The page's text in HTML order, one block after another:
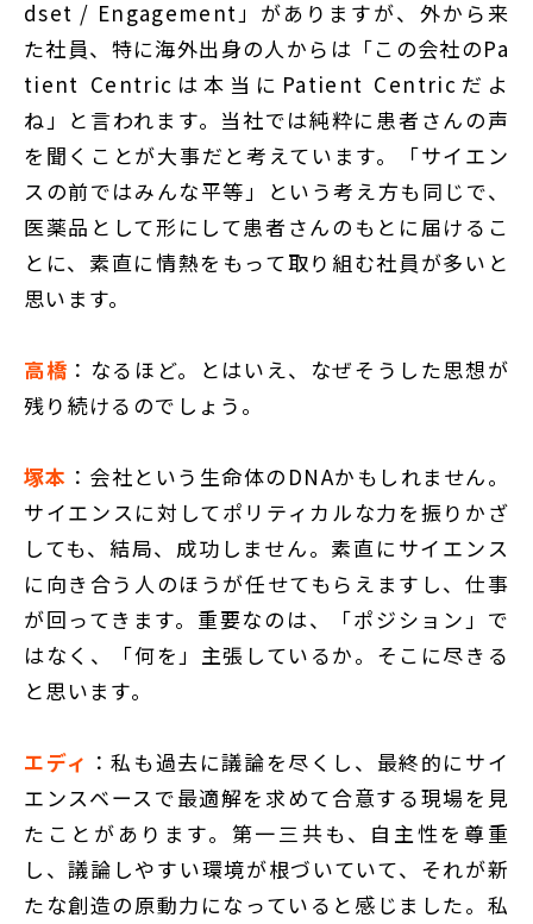
dset / Engagement」がありますが、外から来
た社員、特に海外出身の人からは「この会社のPa
tient Centricは本当にPatient Centricだよ
ね」と言われます。当社では純粋に患者さんの声
を聞くことが大事だと考えています。「サイエン
スの前ではみんな平等」という考え方も同じで、
医薬品として形にして患者さんのもとに届けるこ
とに、素直に情熱をもって取り組む社員が多いと
思います。
高橋 ：なるほど。とはいえ、なぜそうした思想が
残り続けるのでしょう。
塚本 ：会社という生命体のDNAかもしれません。
サイエンスに対してポリティカルな力を振りかざ
しても、結局、成功しません。素直にサイエンス
に向き合う人のほうが任せてもらえますし、仕事
が回ってきます。重要なのは、「ポジション」で
はなく、「何を」主張しているか。そこに尽きる
と思います。
エディ ：私も過去に議論を尽くし、最終的にサイ
エンスベースで最適解を求めて合意する現場を見
たことがあります。第一三共も、自主性を尊重
し、議論しやすい環境が根づいていて、それが新
たな創造の原動力になっていると感じました。私